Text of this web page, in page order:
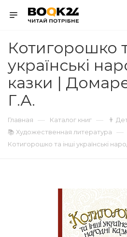
Котигорошко
українські
казки |
Г.А.
Главная — Каталог книг — 👨
📚 Художественная литература —
Котигорошко та інші українські